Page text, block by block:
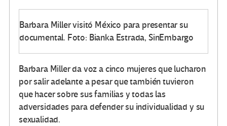
Barbara Miller visitó México para presentar su
documental. Foto: Bianka Estrada, SinEmbargo
Barbara Miller da voz a cinco mujeres que lucharon
por salir adelante a pesar que también tuvieron
que hacer sobre sus familias y todas las
adversidades para defender su individualidad y su
sexualidad.